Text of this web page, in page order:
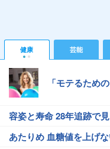
健康 芸能
「モテるため
容姿と寿命 28年追跡で
あたりめ 血糖値を上げ